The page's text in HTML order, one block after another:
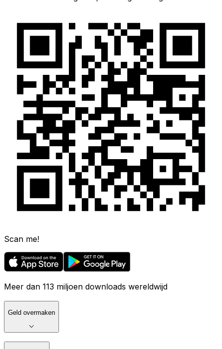
Scan me!
Meer dan 113 miljoen downloads wereldwijd
Geld overmaken